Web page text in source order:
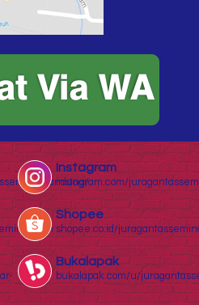
Instagram
instagram.com/
Shopee
shopee.co.id/
Bukalapak
bukalapak.com/u/